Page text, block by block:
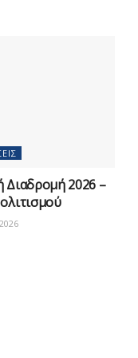
Διαδρομή 2026 –